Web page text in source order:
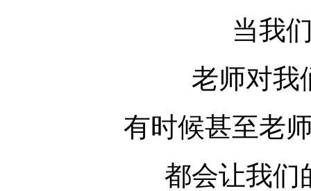
当我们
老师对我
有时候甚至老师
都会让我们